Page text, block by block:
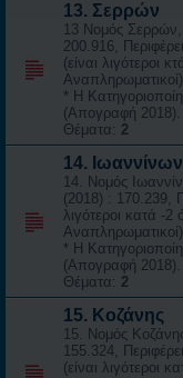
13. Σερρών
13 Νομός
200.916,
(είναι λιγότεροι
* Η
(Απογραφή 2018).
Θέματα: 2
14. Ιωαννίνων
14. Νομός
(2018) : 170.239,
λιγότεροι κατά -
* Η
(Απογραφή 2018).
Θέματα: 2
15. Κοζάνης
15. Νομός
155.324,
(είναι λιγότεροι